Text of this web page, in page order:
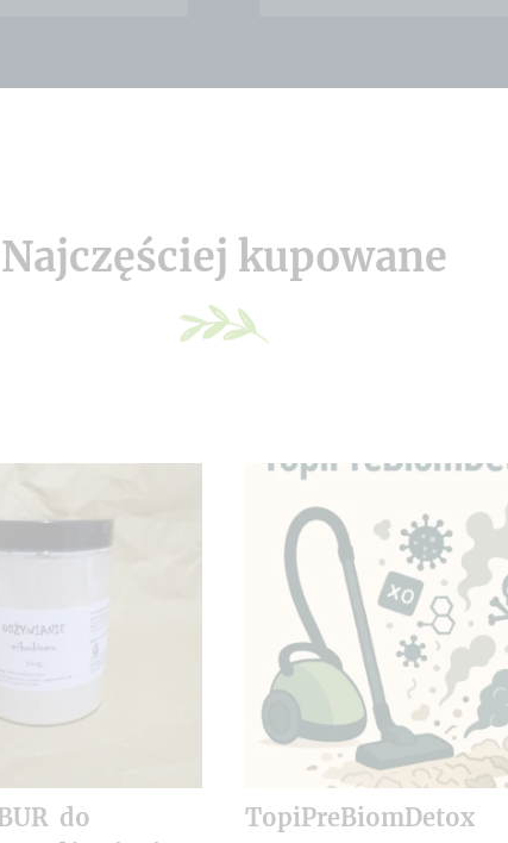
Najczęściej kupowane
do
TopiPreBiomDetox